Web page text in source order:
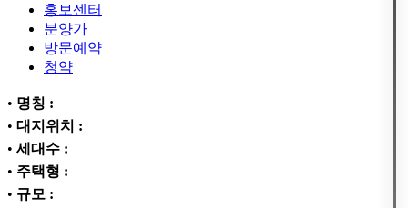
홍보센터
분양가
방문예약
청약
• 명칭 :
• 대지위치 :
• 세대수 :
• 주택형 :
• 규모 :